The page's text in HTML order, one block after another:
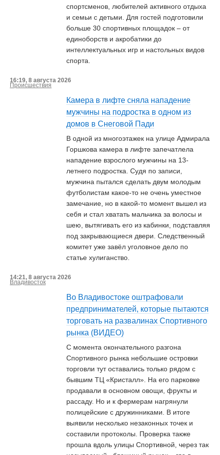
спортсменов, любителей активного отдыха
и семьи с детьми. Для гостей подготовили
больше 30 спортивных площадок – от
единоборств и акробатики до
интеллектуальных игр и настольных видов
спорта.
16:19, 8 августа 2026
Происшествия
Камера в лифте сняла нападение
мужчины на подростка в одном из
домов в Снеговой Пади
В одной из многоэтажек на улице Адмирала
Горшкова камера в лифте запечатлела
нападение взрослого мужчины на 13-
летнего подростка. Судя по записи,
мужчина пытался сделать двум молодым
футболистам какое-то не очень уместное
замечание, но в какой-то момент вышел из
себя и стал хватать мальчика за волосы и
шею, вытягивать его из кабинки, подставляя
под закрывающиеся двери. Следственный
комитет уже завёл уголовное дело по
статье хулиганство.
14:21, 8 августа 2026
Владивосток
Во Владивостоке оштрафовали
предпринимателей, которые пытаются
торговать на развалинах Спортивного
рынка (ВИДЕО)
С момента окончательного разгона
Спортивного рынка небольшие островки
торговли тут оставались только рядом с
бывшим ТЦ «Кристалл». На его парковке
продавали в основном овощи, фрукты и
рассаду. Но и к фермерам нагрянули
полицейские с дружинниками. В итоге
выявили несколько незаконных точек и
составили протоколы. Проверка также
прошла вдоль улицы Спортивной, через так